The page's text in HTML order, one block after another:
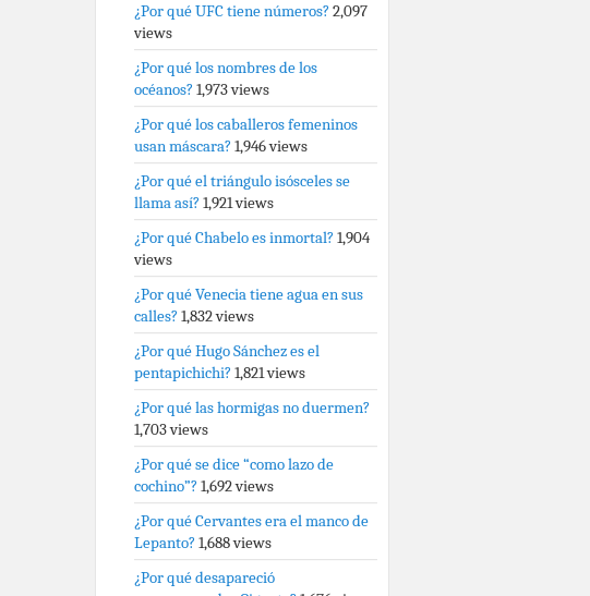
¿Por qué UFC tiene números? 2,097
views
¿Por qué los nombres de los
océanos? 1,973 views
¿Por qué los caballeros femeninos
usan máscara? 1,946 views
¿Por qué el triángulo isósceles se
llama así? 1,921 views
¿Por qué Chabelo es inmortal? 1,904
views
¿Por qué Venecia tiene agua en sus
calles? 1,832 views
¿Por qué Hugo Sánchez es el
pentapichichi? 1,821 views
¿Por qué las hormigas no duermen?
1,703 views
¿Por qué se dice “como lazo de
cochino”? 1,692 views
¿Por qué Cervantes era el manco de
Lepanto? 1,688 views
¿Por qué desapareció